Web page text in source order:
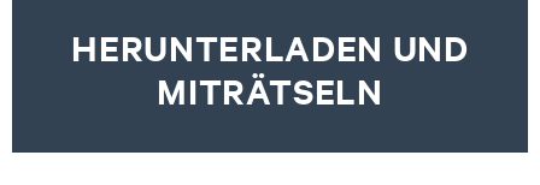
HERUNTERLADEN UND
MITRÄTSELN